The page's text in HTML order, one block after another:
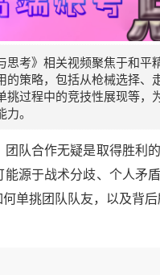
思考》相关视频聚焦于和
的策略，包括从枪械选择
挑过程中的竞技性展现等
。
队合作无疑是取得胜利
源于战术分歧、个人矛
单挑团队队友，以及背后